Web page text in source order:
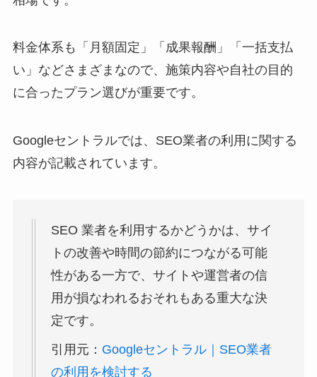
料金体系も「月額固定」「成果報酬」「一括支払
い」などさまざまなので、施策内容や自社の目的
に合ったプラン選びが重要です。
Googleセントラルでは、SEO業者の利用に関する
内容が記載されています。
SEO 業者を利用するかどうかは、サイ
トの改善や時間の節約につながる可能
性がある一方で、サイトや運営者の信
用が損なわれるおそれもある重大な決
定です。
引用元： Googleセントラル｜SEO業者
の利用を検討する